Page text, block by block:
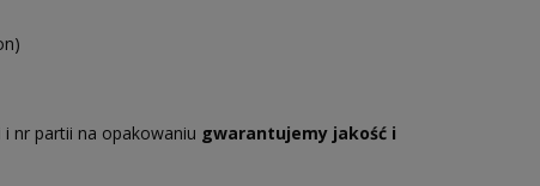
nr partii na opakowaniu gwarantujemy jakość i